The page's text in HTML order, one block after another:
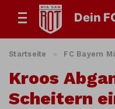
Dein
Startseite » FC Bayern
Kroos
Scheitern